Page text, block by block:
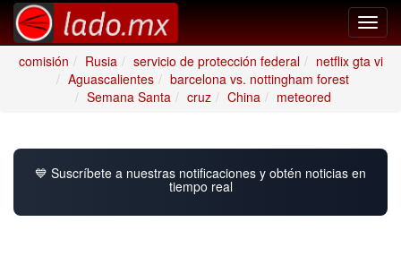
comisión
Rusia servicio de protección federal
netflix gta vi
Aguascalientes
barcelona vs. nottingham forest
Semana Santa
cruz China meteored
💙 Suscríbete a nuestras notificaciones y obtén noticias en
tiempo real